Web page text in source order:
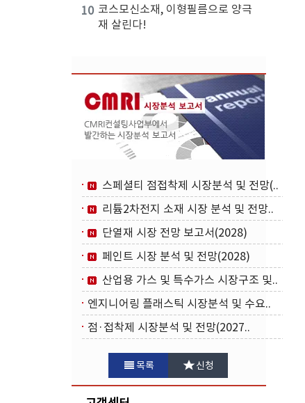
10 코스모신소재, 이형필름으로 양극
재 살린다!
스페셜티 점접착제 시장분석 및 전망(..
리튬2차전지 소재 시장 분석 및 전망..
단열재 시장 전망 보고서(2028)
페인트 시장 분석 및 전망(2028)
산업용 가스 및 특수가스 시장구조 및..
엔지니어링 플래스틱 시장분석 및 수요..
점·접착제 시장분석 및 전망(2027..
목록 신청